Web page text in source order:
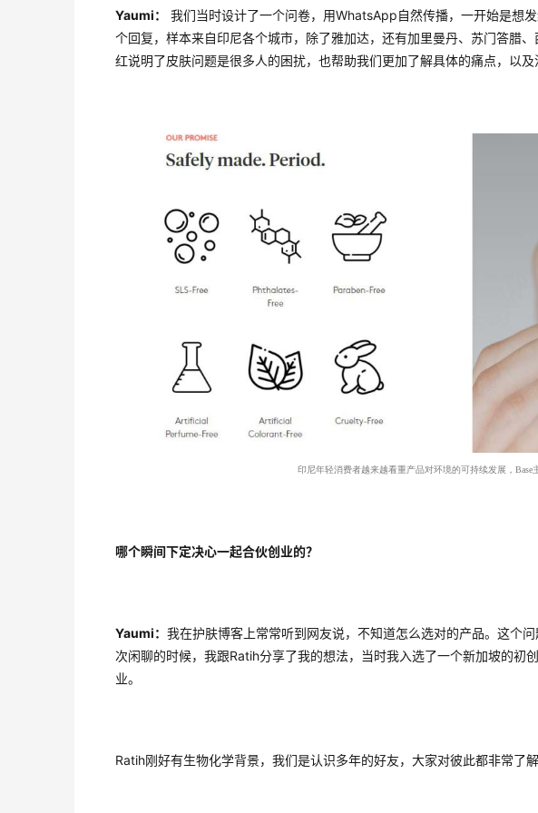
Yaumi：
我们当时设计了一个问卷，用WhatsApp自然传播，一开始是想
个回复，样本来自印尼各个城市，除了雅加达，还有加里曼丹、苏门答腊
红说明了皮肤问题是很多人的困扰，也帮助我们更加了解具体的痛点，以及
印尼年轻消费者越来越看重产品对环境的可持续发展，Base
哪个瞬间下定决心一起合伙创业的？
Yaumi： 我在护肤博客上常常听到网友说，不知道怎么选对的产品。这个
次闲聊的时候，我跟Ratih分享了我的想法，当时我入选了一个新加坡的初
业。
Ratih刚好有生物化学背景，我们是认识多年的好友，大家对彼此都非常了